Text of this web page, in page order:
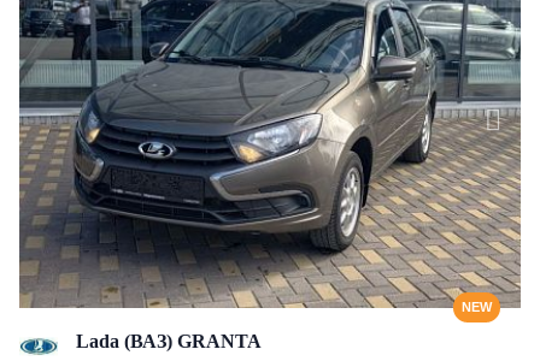
NEW
Lada (ВАЗ) GRANTA